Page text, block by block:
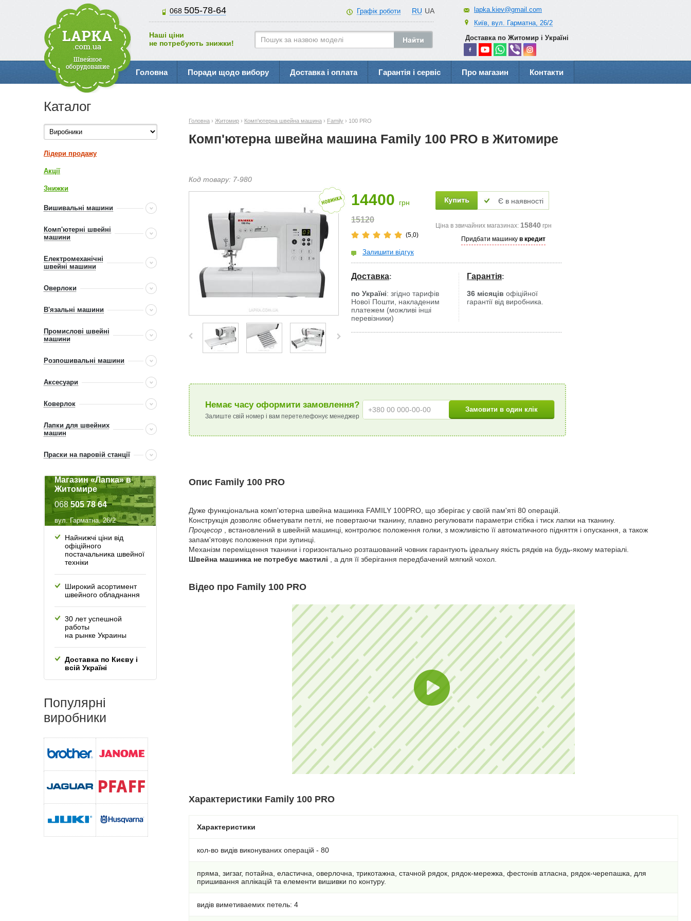
068 505-78-64 RU UA
Графік роботи
Наші ціни
не потребують знижки!
lapka.kiev@gmail.com
Київ, вул. Гарматна, 26/2
Доставка по Житомир і Україні
Головна Поради щодо вибору Доставка і оплата Гарантія і сервіс Про магазин Контакти
Головна › Житомир › Комп'ютерна швейна машина › Family › 100 PRO
Комп'ютерна швейна машина Family 100 PRO в Житомире
Код товару: 7-980
14400 грн
15120
(5,0)
Залишити відгук
Є в наявності
Ціна в звичайних магазинах: 15840 грн
Придбати машинку в кредит
Доставка:
по Україні: згідно тарифів
Нової Пошти, накладеним
платежем (можливі інші
перевізники)
Гарантія:
36 місяців офіційної
гарантії від виробника.
Немає часу оформити замовлення?
Залиште свій номер і вам перетелефонує менеджер
Опис Family 100 PRO
Дуже функціональна комп'ютерна швейна машинка FAMILY 100PRO, що зберігає у своїй пам'яті 80 операцій.
Конструкція дозволяє обметувати петлі, не повертаючи тканину, плавно регулювати параметри стібка і тиск лапки на тканину.
Процесор
, встановлений в швейній машинці, контролює положення голки, з можливістю її автоматичного підняття і опускання, а також
запам'ятовує положення при зупинці.
Механізм переміщення тканини і горизонтально розташований човник гарантують ідеальну якість рядків на будь-якому матеріалі.
Швейна машинка не потребує мастилі
, а для її зберігання передбачений мягкий чохол.
Відео про Family 100 PRO
Характеристики Family 100 PRO
Характеристики
кол-во видів виконуваних операцій - 80
пряма, зигзаг, потайна, еластична, оверлочна, трикотажна, стачной рядок, рядок-мережка, фестонів атласна, рядок-черепашка, для
пришивання аплікацій та елементи вишивки по контуру.
видів виметиваемих петель: 4
Каталог
Лідери продажу
Акції
Знижки
Вишивальні машини
Комп'ютерні швейні
машини
Електромеханічні
швейні машини
Оверлоки
В'язальні машини
Промислові швейні
машини
Розпошивальні машини
Аксесуари
Коверлок
Лапки для швейних
машин
Праски на паровій станції
Магазин «Лапка» в
Житомире
068 505 78 64
вул. Гарматна, 26/2
Найнижчі ціни від
офіційного
постачальника швейної
техніки
Широкий асортимент
швейного обладнання
30 лет успешной
работы
на рынке Украины
Доставка по Києву і
всій Україні
Популярні
виробники